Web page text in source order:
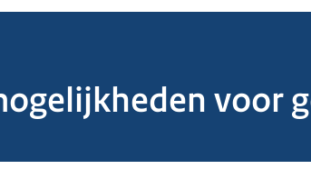
voor